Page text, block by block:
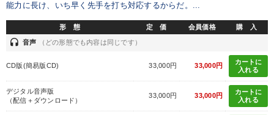
能力に長け、いち早く先手を打ち対応するからだ。...
形 態 定 価 会員価格 購 入
headset 音声 （どの形態でも内容は同じです）
CD版(簡易版CD) 33,000円 33,000円
カートに
入れる
デジタル音声版
（配信＋ダウンロード）
33,000円 33,000円
カートに
入れる